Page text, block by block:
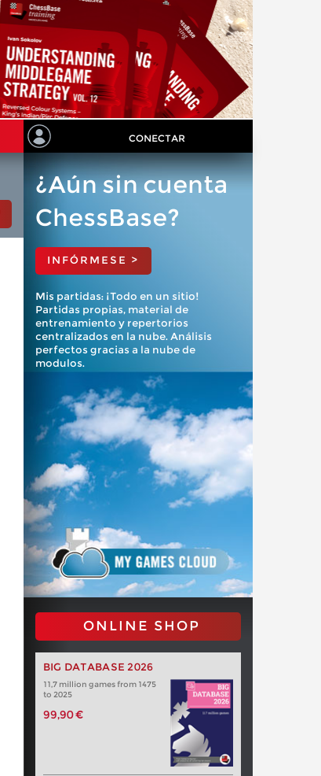
CONECTAR
¿Aún sin cuenta
ChessBase?
INFÓRMESE >
Mis partidas: ¡Todo en un sitio!
Partidas propias, material de
entrenamiento y repertorios
centralizados en la nube. Análisis
perfectos gracias a la nube de
modulos.
ONLINE SHOP
BIG DATABASE 2026
11,7 million games from 1475
to 2025
99,90 €